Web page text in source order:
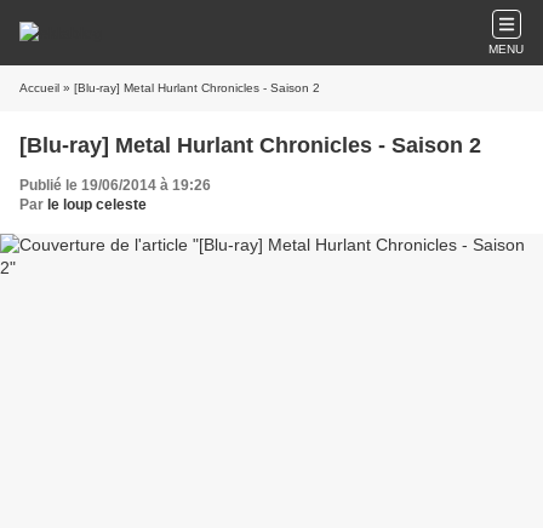
MENU
Accueil » [Blu-ray] Metal Hurlant Chronicles - Saison 2
[Blu-ray] Metal Hurlant Chronicles - Saison 2
Publié le 19/06/2014 à 19:26
Par le loup celeste